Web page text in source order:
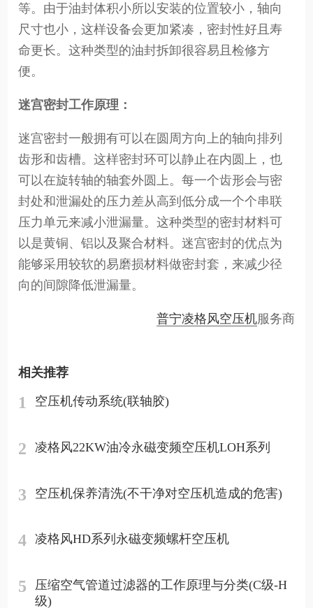
等。由于油封体积小所以安装的位置较小，轴向
尺寸也小，这样设备会更加紧凑，密封性好且寿
命更长。这种类型的油封拆卸很容易且检修方
便。
迷宫密封工作原理：
迷宫密封一般拥有可以在圆周方向上的轴向排列
齿形和齿槽。这样密封环可以静止在内圆上，也
可以在旋转轴的轴套外圆上。每一个齿形会与密
封处和泄漏处的压力差从高到低分成一个个串联
压力单元来减小泄漏量。这种类型的密封材料可
以是黄铜、铝以及聚合材料。迷宫密封的优点为
能够采用较软的易磨损材料做密封套，来减少径
向的间隙降低泄漏量。
普宁凌格风空压机服务商
相关推荐
1 空压机传动系统(联轴胶)
2 凌格风22KW油冷永磁变频空压机LOH系列
3 空压机保养清洗(不干净对空压机造成的危害)
4 凌格风HD系列永磁变频螺杆空压机
5
压缩空气管道过滤器的工作原理与分类(C级-H
级)